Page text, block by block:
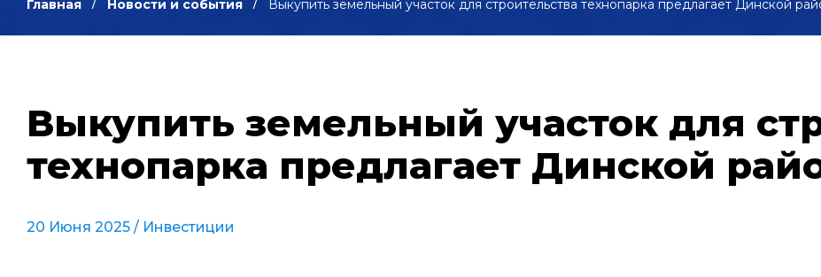
Главная Новости и события Выкупить земельный участок для строительства технопарка предлагает Динской
Выкупить земельный участок для
технопарка предлагает Динской
20 Июня 2025 / Инвестиции